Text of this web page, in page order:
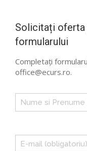
Solicitați
formularului
Completați
office@ecurs.ro.